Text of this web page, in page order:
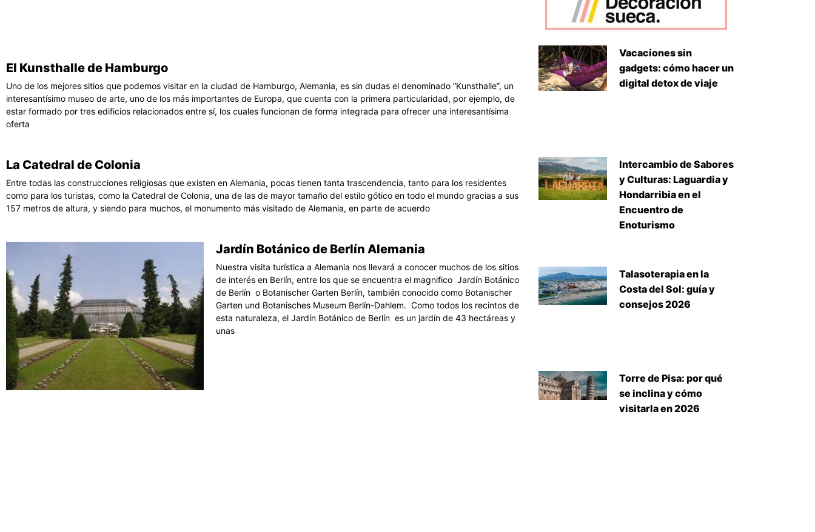
El Kunsthalle de Hamburgo
Uno de los mejores sitios que podemos visitar en la ciudad de Hamburgo, Alemania, es sin dudas el denominado “Kunsthalle”, un
interesantísimo museo de arte, uno de los más importantes de Europa, que cuenta con la primera particularidad, por ejemplo, de
estar formado por tres edificios relacionados entre sí, los cuales funcionan de forma integrada para ofrecer una interesantísima
oferta
La Catedral de Colonia
Entre todas las construcciones religiosas que existen en Alemania, pocas tienen tanta trascendencia, tanto para los residentes
como para los turistas, como la Catedral de Colonia, una de las de mayor tamaño del estilo gótico en todo el mundo gracias a sus
157 metros de altura, y siendo para muchos, el monumento más visitado de Alemania, en parte de acuerdo
Jardín Botánico de Berlín Alemania
Nuestra visita turística a Alemania nos llevará a conocer muchos de los sitios
de interés en Berlín, entre los que se encuentra el magnifico Jardín Botánico
de Berlín o Botanischer Garten Berlín, también conocido como Botanischer
Garten und Botanisches Museum Berlín-Dahlem. Como todos los recintos de
esta naturaleza, el Jardín Botánico de Berlín es un jardín de 43 hectáreas y
unas
Vacaciones sin
gadgets: cómo hacer un
digital detox de viaje
Intercambio de Sabores
y Culturas: Laguardia y
Hondarribia en el
Encuentro de
Enoturismo
Talasoterapia en la
Costa del Sol: guía y
consejos 2026
Torre de Pisa: por qué
se inclina y cómo
visitarla en 2026